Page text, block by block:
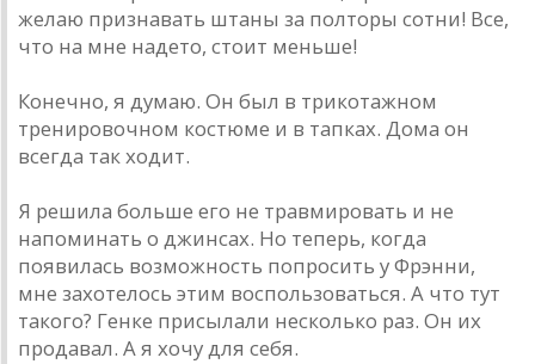
желаю признавать штаны за полторы сотни! Все,
что на мне надето, стоит меньше!
Конечно, я думаю. Он был в трикотажном
тренировочном костюме и в тапках. Дома он
всегда так ходит.
Я решила больше его не травмировать и не
напоминать о джинсах. Но теперь, когда
появилась возможность попросить у Фрэнни,
мне захотелось этим воспользоваться. А что тут
такого? Генке присылали несколько раз. Он их
продавал. А я хочу для себя.